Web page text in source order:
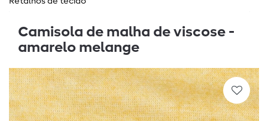
Camisola de malha de viscose -
amarelo melange